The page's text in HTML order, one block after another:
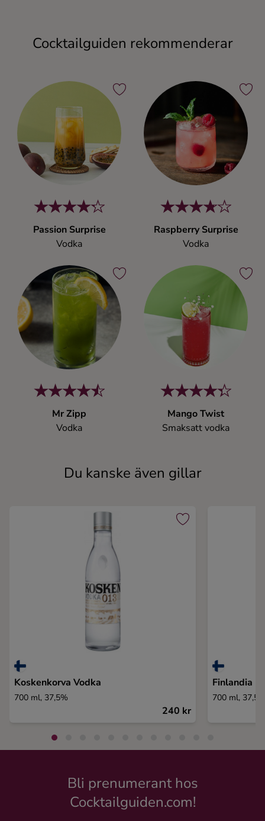
Cocktailguiden rekommenderar
Passion Surprise
Vodka
Raspberry Surprise
Vodka
Mr Zipp
Vodka
Mango Twist
Smaksatt vodka
Du kanske även gillar
Koskenkorva Vodka
700 ml, 37,5%
240 kr
Finlandia
700 ml,
Bli prenumerant hos
Cocktailguiden.com!